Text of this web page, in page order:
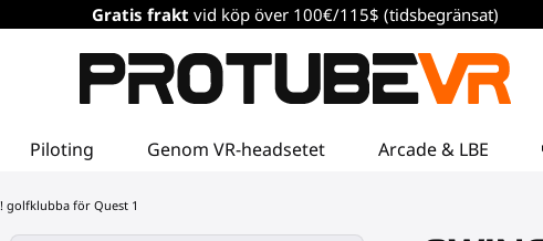
Gratis frakt vid köp över 100€/115$ (tidsbegränsat)
Piloting Genom VR-headsetet Arcade & LBE
golfklubba för Quest 1